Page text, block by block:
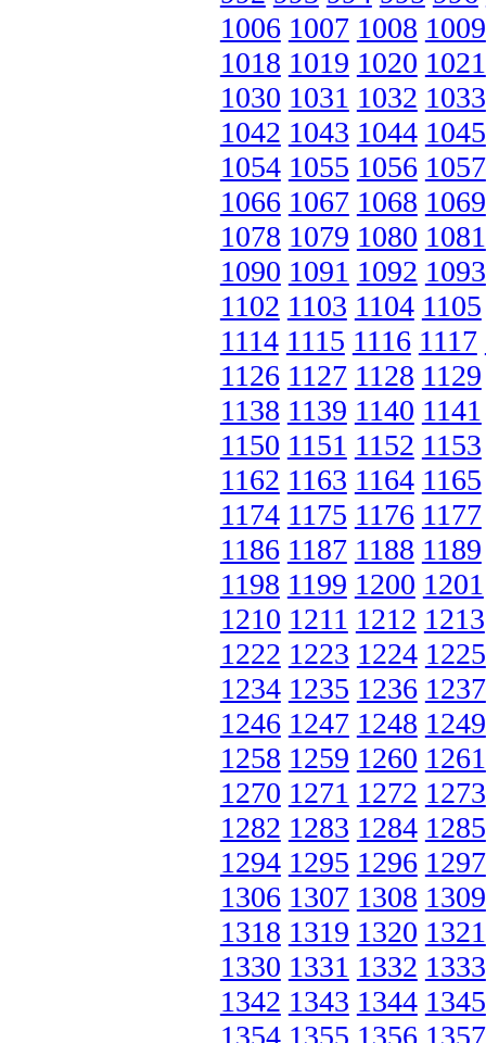
1006 1007 1008 1009
1018 1019 1020 1021
1030 1031 1032 1033
1042 1043 1044 1045
1054 1055 1056 1057
1066 1067 1068 1069
1078 1079 1080 1081
1090 1091 1092 1093
1102 1103 1104 1105
1114 1115 1116 1117
1126 1127 1128 1129
1138 1139 1140 1141
1150 1151 1152 1153
1162 1163 1164 1165
1174 1175 1176 1177
1186 1187 1188 1189
1198 1199 1200 1201
1210 1211 1212 1213
1222 1223 1224 1225
1234 1235 1236 1237
1246 1247 1248 1249
1258 1259 1260 1261
1270 1271 1272 1273
1282 1283 1284 1285
1294 1295 1296 1297
1306 1307 1308 1309
1318 1319 1320 1321
1330 1331 1332 1333
1342 1343 1344 1345
1354 1355 1356 1357